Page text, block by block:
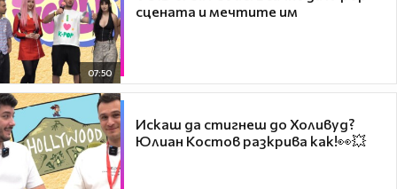
07:50
сцената и мечтите им
Искаш да стигнеш до Холивуд?
Юлиан Костов разкрива как!👀💥